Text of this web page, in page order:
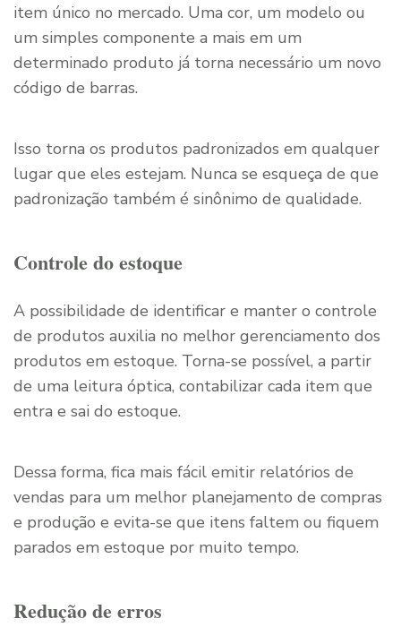
item único no mercado. Uma cor, um modelo ou
um simples componente a mais em um
determinado produto já torna necessário um novo
código de barras.
Isso torna os produtos padronizados em qualquer
lugar que eles estejam. Nunca se esqueça de que
padronização também é sinônimo de qualidade.
Controle do estoque
A possibilidade de identificar e manter o controle
de produtos auxilia no melhor gerenciamento dos
produtos em estoque. Torna-se possível, a partir
de uma leitura óptica, contabilizar cada item que
entra e sai do estoque.
Dessa forma, fica mais fácil emitir relatórios de
vendas para um melhor planejamento de compras
e produção e evita-se que itens faltem ou fiquem
parados em estoque por muito tempo.
Redução de erros